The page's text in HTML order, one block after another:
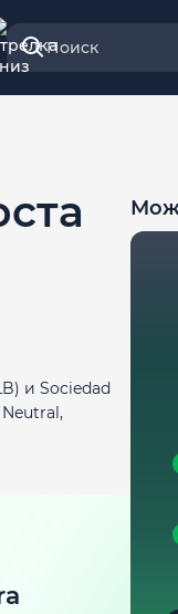
Поиск
и Sociedad